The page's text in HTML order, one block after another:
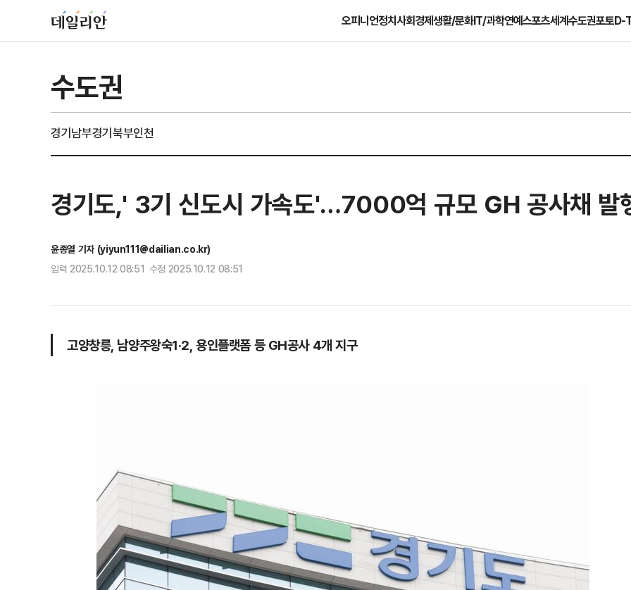
오피니언정치사회경제생활/문화IT/과학연예스포츠세계수도권포토D-
수도권
경기남부경기북부인천
경기도,' 3기 신도시 가속도'…7000억 규모 GH 공사채 발
윤종열 기자 (yiyun111@dailian.co.kr)
입력 2025.10.12 08:51 수정 2025.10.12 08:51
고양창릉, 남양주왕숙1·2, 용인플랫폼 등 GH공사 4개 지구
4
강원 동해안 '물폭탄'…도로 침
고립